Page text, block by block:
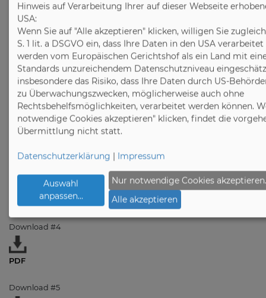
den natürlichen und vielfältigen Werkstoff Holz.
Download #1
PDF
Download #2
Download #4
PDF
Download #5
Hinweis auf Verarbeitung Ihrer auf dieser Webseite
USA:
Wenn Sie auf "Alle akzeptieren" klicken, willigen Sie
S. 1 lit. a DSGVO ein, dass Ihre Daten in den USA
werden vom Europäischen Gerichtshof als ein Land mit
Standards unzureichendem Datenschutzniveau
insbesondere das Risiko, dass Ihre Daten durch US-
zu Überwachungszwecken, möglicherweise auch ohne
Rechtsbehelfsmöglichkeiten, verarbeitet werden können.
notwendige Cookies akzeptieren" klicken, findet die
Übermittlung nicht statt.
Datenschutzerklärung | Impressum
Auswahl
anpassen...
Nur notwendige Cookies
Alle akzeptieren